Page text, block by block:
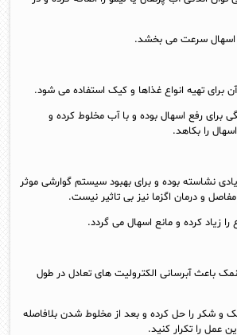
اسهال سرعت می بخشد.
برای تهیه انواع غذاها و کیک استفاده می شود.
برای رفع اسهال بوده و با آب مخلوط کرده و
را بکاهد.
نشاسته بوده و برای بهبود سیستم گوارشی موثر
و درمان اگزما نیز بی تاثیر نیست.
زیاد کرده و مانع اسهال می گردد.
باعث آبرسانی الکترولیت های تعادل در طول
شکر را حل کرده و بعد از مخلوط شدن بلافاصله
عمل را تکرار کنید.